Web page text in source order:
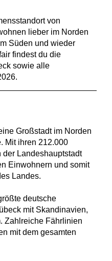
von
lieber im Norden
Süden und wieder
findest du die
sowie alle
Großstadt im Norden
Mit ihren 212.000
Landeshauptstadt
Einwohnern und somit
Landes.
deutsche
mit Skandinavien,
Zahlreiche Fährlinien
mit dem gesamten